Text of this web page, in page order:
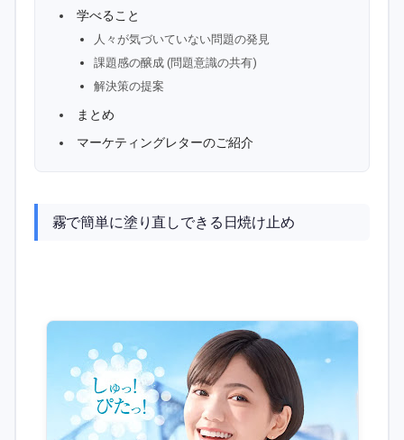
学べること
人々が気づいていない問題の発見
課題感の醸成 (問題意識の共有)
解決策の提案
まとめ
マーケティングレターのご紹介
霧で簡単に塗り直しできる日焼け止め